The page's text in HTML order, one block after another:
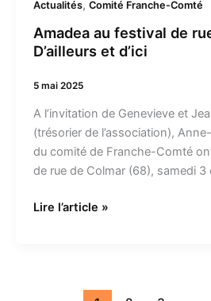
Actualités, Comité Franche-Comté
Amadea au festival de
D’ailleurs et d’ici
5 mai 2025
A l’invitation de Genevieve et
(trésorier de l’association),
du comité de Franche-Comté
de rue de Colmar (68), samedi 3
Lire l’article »